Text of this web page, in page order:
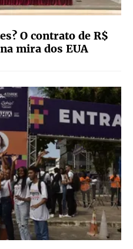
O contrato de R$
mira dos EUA